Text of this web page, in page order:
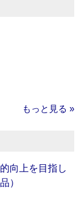
もっと見る »
向上を目指し
）